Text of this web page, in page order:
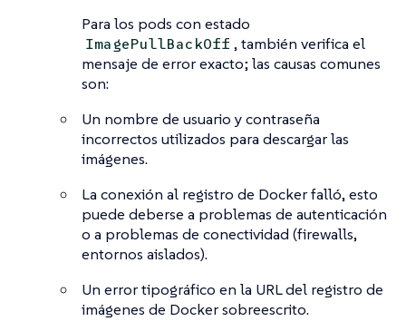
Para los pods con estado
ImagePullBackOff , también verifica el
mensaje de error exacto; las causas comunes
son:
Un nombre de usuario y contraseña
incorrectos utilizados para descargar las
imágenes.
La conexión al registro de Docker falló, esto
puede deberse a problemas de autenticación
o a problemas de conectividad (firewalls,
entornos aislados).
Un error tipográfico en la URL del registro de
imágenes de Docker sobreescrito.